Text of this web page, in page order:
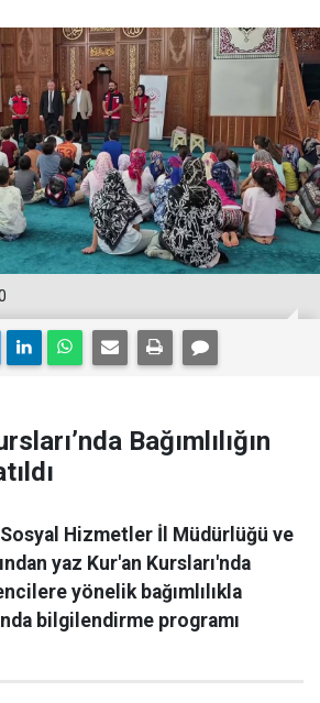
Bağımlılığın
Hizmetler İl Müdürlüğü ve
yaz Kur'an Kursları'nda
yönelik bağımlılıkla
bilgilendirme programı